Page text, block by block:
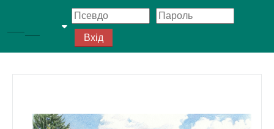
Бокова панель
Переключити введення пошуку
Вхід